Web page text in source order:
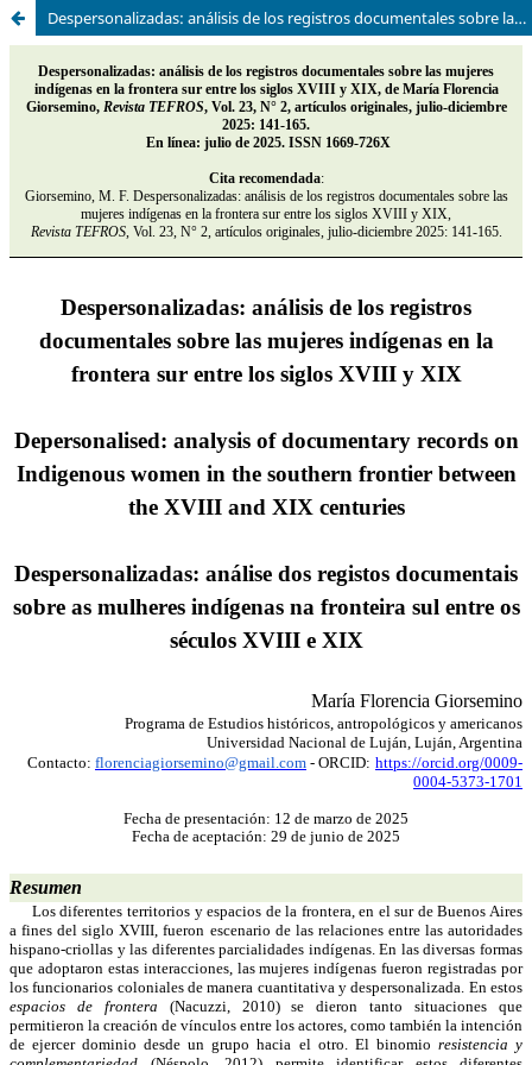
Despersonalizadas: análisis de los registros documentales sobre las mujeres indígenas en la frontera sur entre los siglos XVIII y XIX